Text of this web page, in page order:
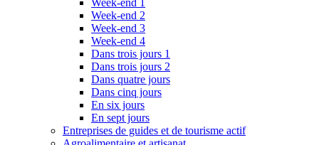
Week-end 1
Week-end 2
Week-end 3
Week-end 4
Dans trois jours 1
Dans trois jours 2
Dans quatre jours
Dans cinq jours
En six jours
En sept jours
Entreprises de guides et de tourisme actif